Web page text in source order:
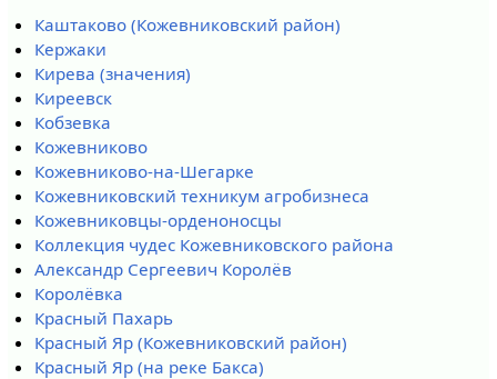
Каштаково (Кожевниковский район)
Кержаки
Кирева (значения)
Киреевск
Кобзевка
Кожевниково
Кожевниково-на-Шегарке
Кожевниковский техникум агробизнеса
Кожевниковцы-орденоносцы
Коллекция чудес Кожевниковского района
Александр Сергеевич Королёв
Королёвка
Красный Пахарь
Красный Яр (Кожевниковский район)
Красный Яр (на реке Бакса)